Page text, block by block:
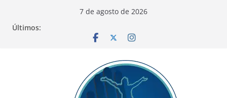
7 de agosto de 2026
Últimos: